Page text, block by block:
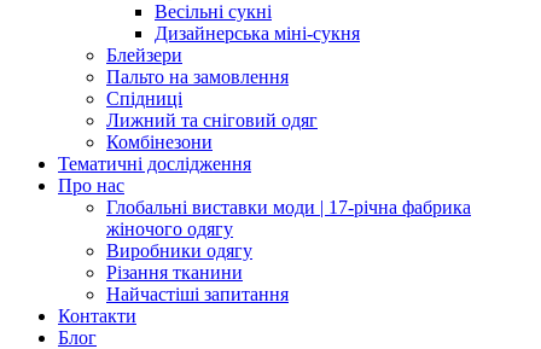
Весільні сукні
Дизайнерська міні-сукня
Блейзери
Пальто на замовлення
Спідниці
Лижний та сніговий одяг
Комбінезони
Тематичні дослідження
Про нас
Глобальні виставки моди | 17-річна фабрика
жіночого одягу
Виробники одягу
Різання тканини
Найчастіші запитання
Контакти
Блог